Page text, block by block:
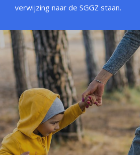
verwijzing naar de SGGZ staan.